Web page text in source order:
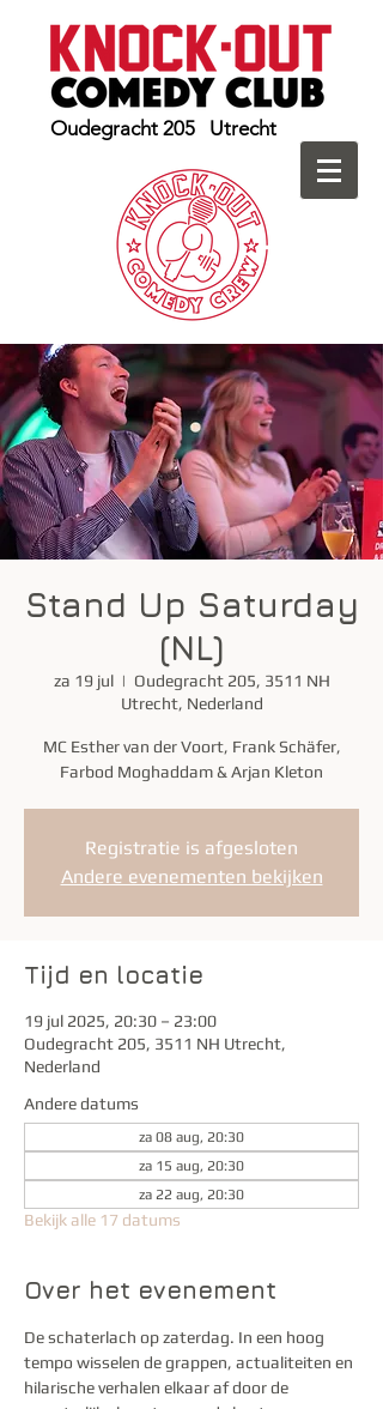
Oudegracht 205 Utrecht
Stand Up Saturday
(NL)
za 19 jul
  |
Oudegracht 205, 3511 NH
Utrecht, Nederland
MC Esther van der Voort, Frank Schäfer,
Farbod Moghaddam & Arjan Kleton
Registratie is afgesloten
Andere evenementen bekijken
Tijd en locatie
19 jul 2025, 20:30 – 23:00
Oudegracht 205, 3511 NH Utrecht,
Nederland
Andere datums
za 08 aug, 20:30
za 15 aug, 20:30
za 22 aug, 20:30
Bekijk alle 17 datums
Over het evenement
De schaterlach op zaterdag. In een hoog
tempo wisselen de grappen, actualiteiten en
hilarische verhalen elkaar af door de